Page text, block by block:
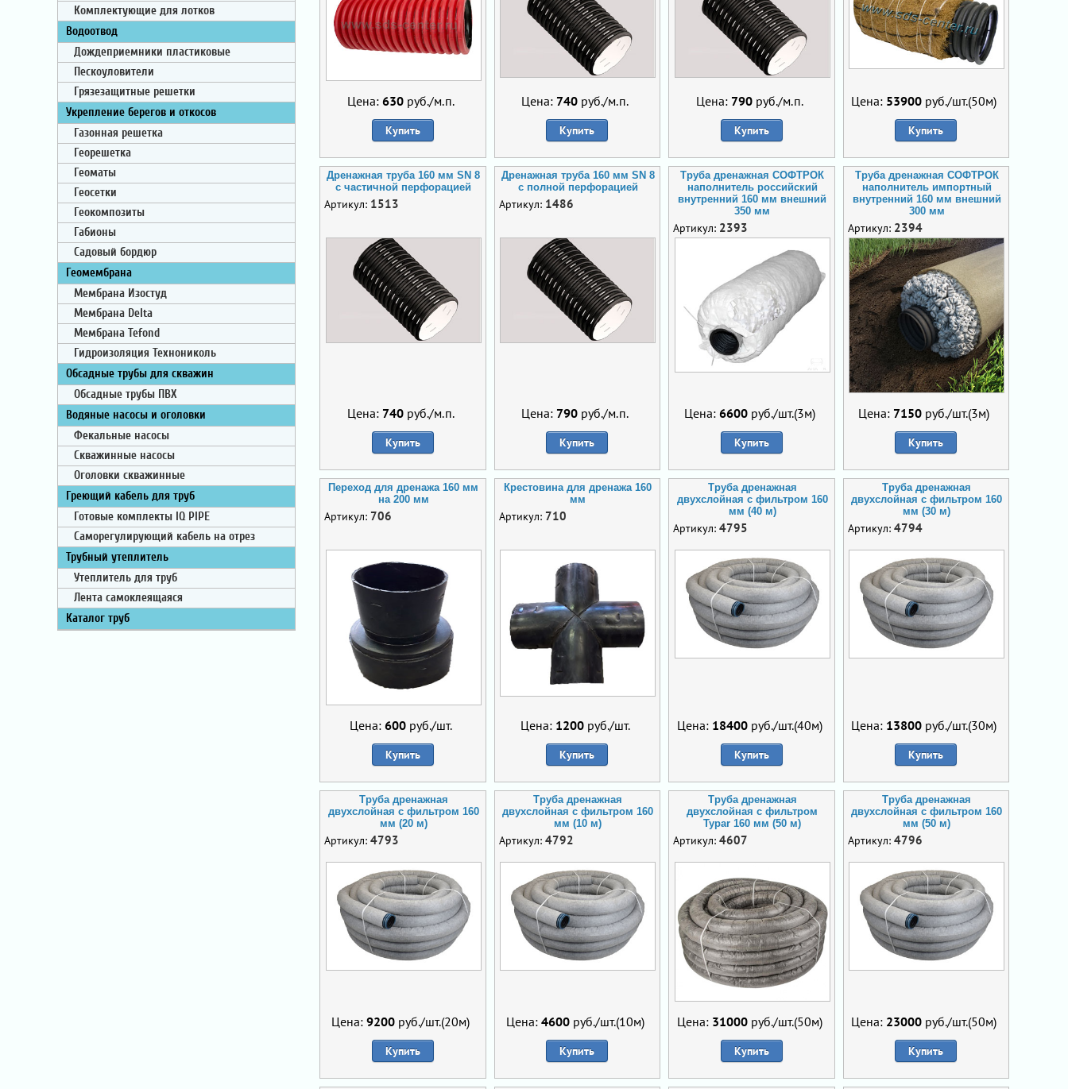
Комплектующие для лотков
Водоотвод
Дождеприемники пластиковые
Пескоуловители
Грязезащитные решетки
Укрепление берегов и откосов
Газонная решетка
Георешетка
Геоматы
Геосетки
Геокомпозиты
Габионы
Садовый бордюр
Геомембрана
Мембрана Изостуд
Мембрана Delta
Мембрана Tefond
Гидроизоляция Технониколь
Обсадные трубы для скважин
Обсадные трубы ПВХ
Водяные насосы и оголовки
Фекальные насосы
Скважинные насосы
Оголовки скважинные
Греющий кабель для труб
Готовые комплекты IQ PIPE
Саморегулирующий кабель на отрез
Трубный утеплитель
Утеплитель для труб
Лента самоклеящаяся
Каталог труб
Цена: 630руб./м.п.
Купить
Цена: 740 руб./м.п.
Купить
Цена: 790руб./м.п.
Купить
Цена: 53900 руб./шт.(50м)
Купить
Дренажная труба 160 мм SN 8
с частичной перфорацией
Артикул: 1513
Цена: 740руб./м.п.
Купить
Дренажная труба 160 мм SN 8
с полной перфорацией
Артикул: 1486
Цена: 790 руб./м.п.
Купить
Труба дренажная СОФТРОК
наполнитель российский
внутренний 160 мм внешний
350 мм
Артикул: 2393
Цена: 6600руб./шт.(3м)
Купить
Труба дренажная СОФТРОК
наполнитель импортный
внутренний 160 мм внешний
300 мм
Артикул: 2394
Цена: 7150 руб./шт.(3м)
Купить
Переход для дренажа 160 мм
на 200 мм
Артикул: 706
Цена: 600руб./шт.
Купить
Крестовина для дренажа 160
мм
Артикул: 710
Цена: 1200руб./шт.
Купить
Труба дренажная
двухслойная с фильтром 160
мм (40 м)
Артикул: 4795
Цена: 18400руб./шт.(40м)
Купить
Труба дренажная
двухслойная с фильтром 160
мм (30 м)
Артикул: 4794
Цена: 13800 руб./шт.(30м)
Купить
Труба дренажная
двухслойная с фильтром 160
мм (20 м)
Артикул: 4793
Цена:9200 руб./шт.(20м)
Купить
Труба дренажная
двухслойная с фильтром 160
мм (10 м)
Артикул: 4792
Цена: 4600руб./шт.(10м)
Купить
Труба дренажная
двухслойная с фильтром
Typar 160 мм (50 м)
Артикул: 4607
Цена: 31000руб./шт.(50м)
Купить
Труба дренажная
двухслойная с фильтром 160
мм (50 м)
Артикул: 4796
Цена: 23000 руб./шт.(50м)
Купить